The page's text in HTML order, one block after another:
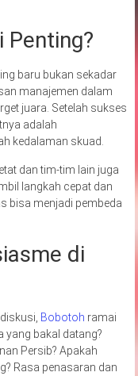
Penting?
baru bukan sekadar
manajemen dalam
juara. Setelah sukses
adalah
kedalaman skuad.
dan tim-tim lain juga
langkah cepat dan
bisa menjadi pembeda
di
Bobotoh ramai
yang bakal datang?
Persib? Apakah
Rasa penasaran dan